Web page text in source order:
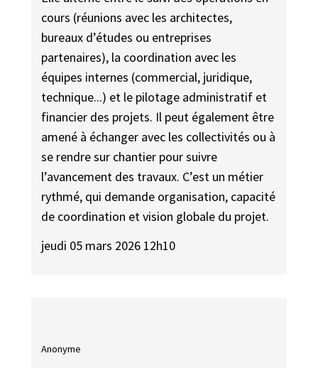
cours (réunions avec les architectes,
bureaux d’études ou entreprises
partenaires), la coordination avec les
équipes internes (commercial, juridique,
technique...) et le pilotage administratif et
financier des projets. Il peut également être
amené à échanger avec les collectivités ou à
se rendre sur chantier pour suivre
l’avancement des travaux. C’est un métier
rythmé, qui demande organisation, capacité
de coordination et vision globale du projet.
jeudi 05 mars 2026 12h10
Anonyme